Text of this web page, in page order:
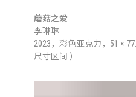
蘑菇之爱
李琳琳
2023，彩色亚克力，51 ×
尺寸区间 ）